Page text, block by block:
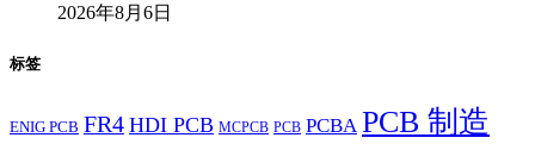
2026年8月6日
标签
ENIG PCB FR4 HDI PCB MCPCB PCB PCBA PCB 制造